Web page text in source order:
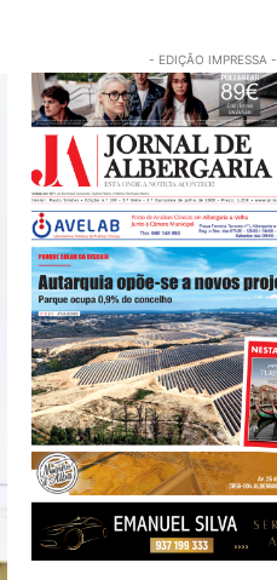
- EDIÇÃO IMPRESSA -